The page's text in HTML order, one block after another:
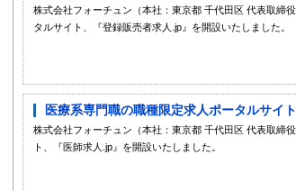
株式会社フォーチュン（本社：東京都 千代田区 代表取締
タルサイト、『登録販売者求人.jp』を開設いたしました。
医療系専門職の職種限定求人ポータルサイ
株式会社フォーチュン（本社：東京都 千代田区 代表取締
ト、『医師求人.jp』を開設いたしました。